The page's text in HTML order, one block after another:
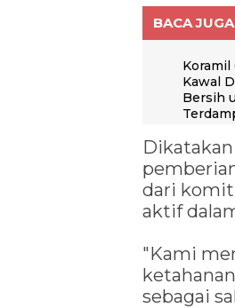
BACA JUGA
Koramil
Kawal
Bersih
dari
aktif
"Kami
sebagai